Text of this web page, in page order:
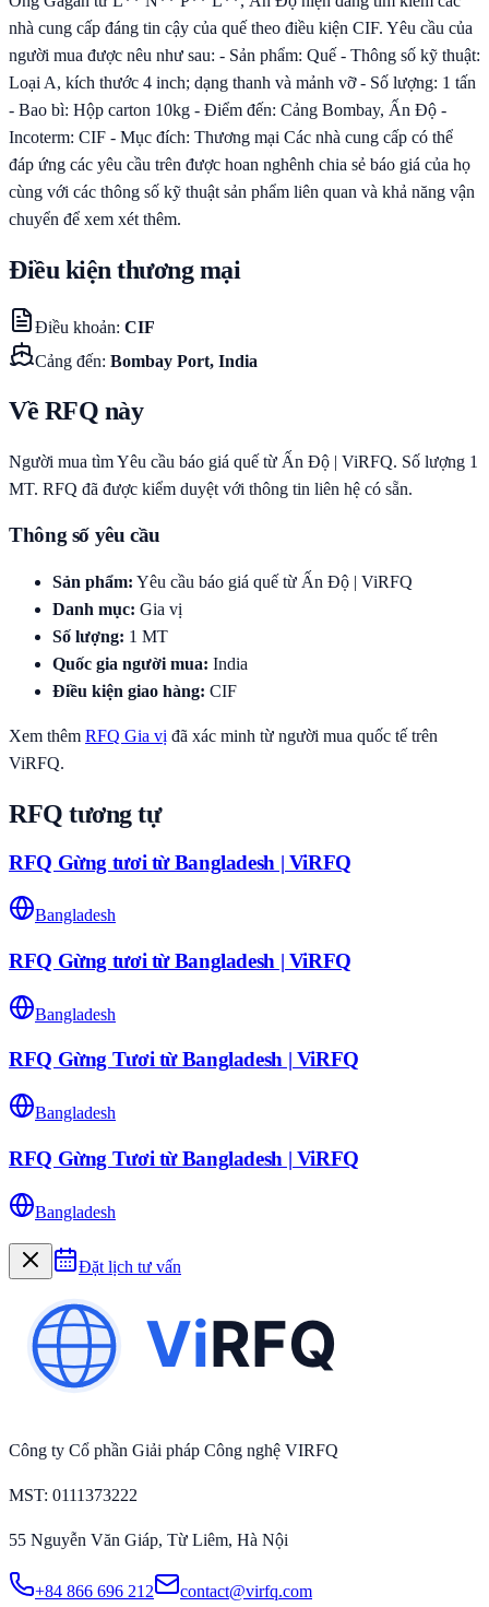
nhà cung cấp đáng tin cậy của quế theo điều kiện CIF. Yêu cầu của
người mua được nêu như sau: - Sản phẩm: Quế - Thông số kỹ thuật:
Loại A, kích thước 4 inch; dạng thanh và mảnh vỡ - Số lượng: 1 tấn
- Bao bì: Hộp carton 10kg - Điểm đến: Cảng Bombay, Ấn Độ -
Incoterm: CIF - Mục đích: Thương mại Các nhà cung cấp có thể
đáp ứng các yêu cầu trên được hoan nghênh chia sẻ báo giá của họ
cùng với các thông số kỹ thuật sản phẩm liên quan và khả năng vận
chuyển để xem xét thêm.
Điều kiện thương mại
Điều khoản: CIF
Cảng đến: Bombay Port, India
Về RFQ này
Người mua tìm Yêu cầu báo giá quế từ Ấn Độ | ViRFQ. Số lượng 1
MT. RFQ đã được kiểm duyệt với thông tin liên hệ có sẵn.
Thông số yêu cầu
Sản phẩm: Yêu cầu báo giá quế từ Ấn Độ | ViRFQ
Danh mục: Gia vị
Số lượng: 1 MT
Quốc gia người mua: India
Điều kiện giao hàng: CIF
Xem thêm RFQ Gia vị đã xác minh từ người mua quốc tế trên
ViRFQ.
RFQ tương tự
RFQ Gừng tươi từ Bangladesh | ViRFQ
Bangladesh
RFQ Gừng tươi từ Bangladesh | ViRFQ
Bangladesh
RFQ Gừng Tươi từ Bangladesh | ViRFQ
Bangladesh
RFQ Gừng Tươi từ Bangladesh | ViRFQ
Bangladesh
Đặt lịch tư vấn
Công ty Cổ phần Giải pháp Công nghệ VIRFQ
MST: 0111373222
55 Nguyễn Văn Giáp, Từ Liêm, Hà Nội
+84 866 696 212 contact@virfq.com